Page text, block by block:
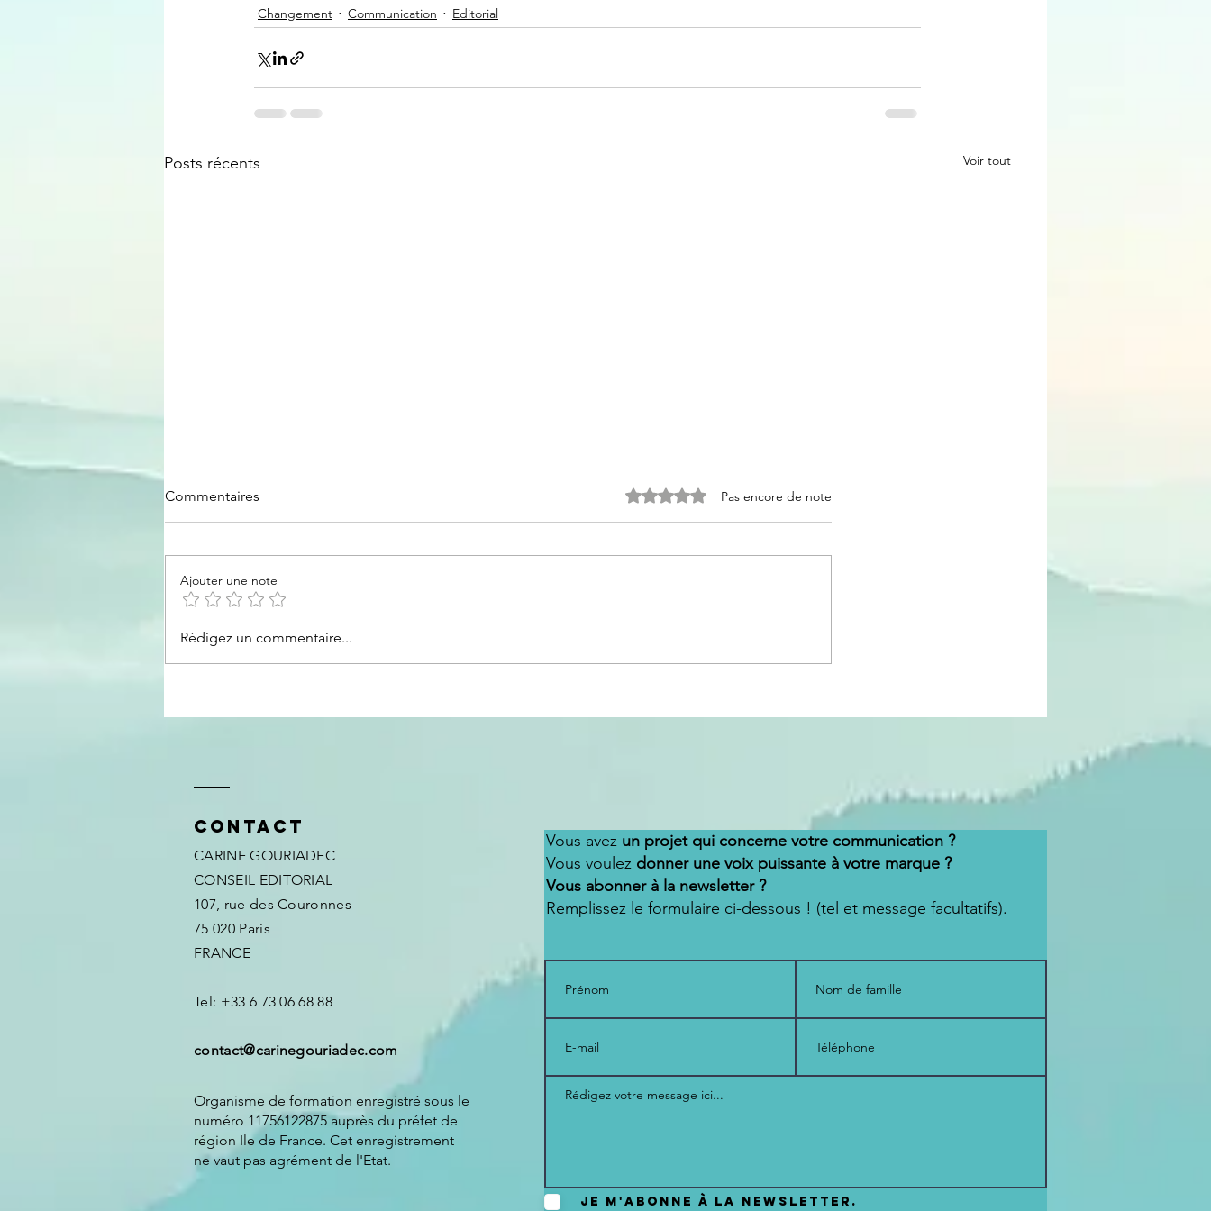
Changement
Communication Editorial
Posts récents Voir tout
Astrologie & Entrepreneuriat :
Commentaires Noté 0 étoile sur 5.Pas encore de note
Ajouter une note
Rédigez un commentaire...
Contact
CARINE GOURIADEC
CONSEIL EDITORIAL
107, rue des Couronnes
75 020 Paris
FRANCE
Tel: +33 6 73 06 68 88
contact@carinegouriadec.com
Organisme de formation enregistré sous le
numéro 11756122875 auprès du préfet de
région Ile de France. Cet enregistrement
ne vaut pas agrément de l'Etat.
Vous avez un projet qui concerne votre communication ?
Vous voulez donner une voix puissante à votre marque ?
Vous abonner à la newsletter ?
Remplissez le formulaire ci-dessous ! (tel et message facultatifs).
Je m'abonne à la newsletter.